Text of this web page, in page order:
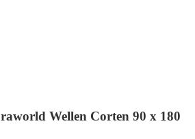
Wellen Corten 90 x 180